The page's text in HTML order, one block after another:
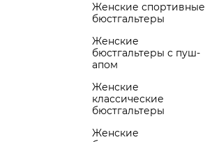
Женские спортивные
бюстгальтеры
Женские
бюстгальтеры с пуш-
апом
Женские
классические
бюстгальтеры
Женские